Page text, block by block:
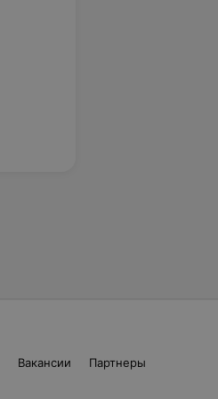
Вакансии
Партнеры